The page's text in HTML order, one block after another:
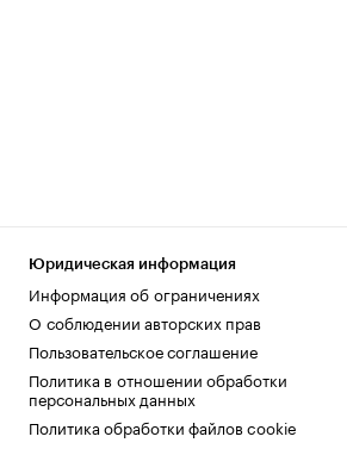
Юридическая информация
Информация об ограничениях
О соблюдении авторских прав
Пользовательское соглашение
Политика в отношении обработки
персональных данных
Политика обработки файлов cookie